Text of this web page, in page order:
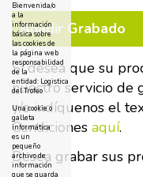
Añadir Grabado
Si desea que su
nuestro servicio de
y/o indíquenos el
Condiciones aquí.
Desea grabar sus
Bienvenida/o
a la
información
básica sobre
las cookies de
la página web
responsabilidad
de la
entidad: Logistica
del Trofeo
Una cookie o
galleta
informática
es un
pequeño
archivo de
información
que se guarda